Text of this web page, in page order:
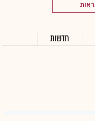
חדשות